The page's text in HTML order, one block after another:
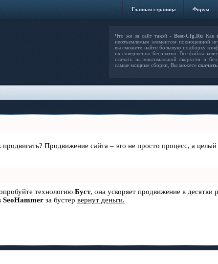
Главная страница Форум
Что же за сайт такой -Best-Cfg.Ru Как
неотъемлемым элементом полноценной
вы сможете найти большую подборку
их совершенно бесплатно. Все файлы
скачать на максимальной скорости и
самые мощные сборки, Вы можете
Продвижение сайта – это не просто процесс, а
технологию Буст, она ускоряет продвижение в десятки
SeoHammer за бустер вернут деньги.